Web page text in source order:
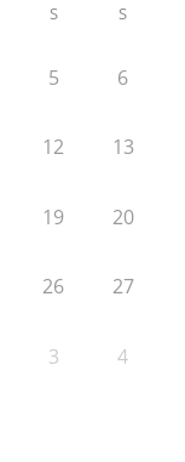
S S
5 6
12 13
19 20
26 27
3 4